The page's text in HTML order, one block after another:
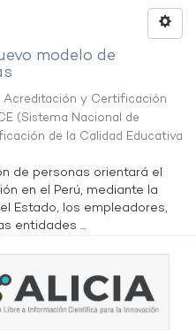
modelo de
Acreditación y Certificación
(Sistema Nacional de
de la Calidad Educativa
de personas orientará el
en el Perú, mediante la
Estado, los empleadores,
entidades ...